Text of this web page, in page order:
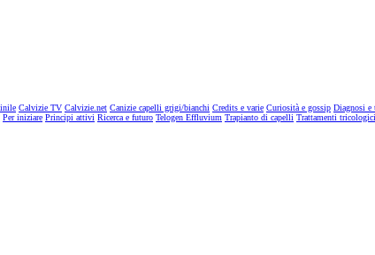
Calvizie TV Calvizie.net Canizie capelli grigi/bianchi Credits e varie Curiosità e gossip Diagnosi e
Per iniziare Principi attivi Ricerca e futuro Telogen Effluvium Trapianto di capelli Trattamenti tricologici